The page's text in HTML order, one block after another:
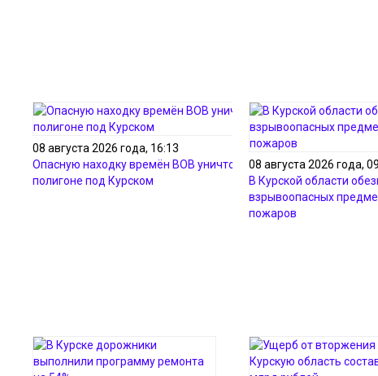
08 августа 2026 года, 16:13
Опасную находку времён ВОВ уничтожили на
полигоне под Курском
08 августа 2026 года,
В Курской области
взрывоопасных
пожаров